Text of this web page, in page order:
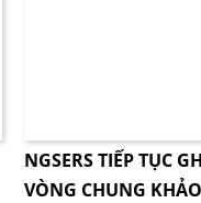
NGSERS TIẾP TỤC
VÒNG CHUNG